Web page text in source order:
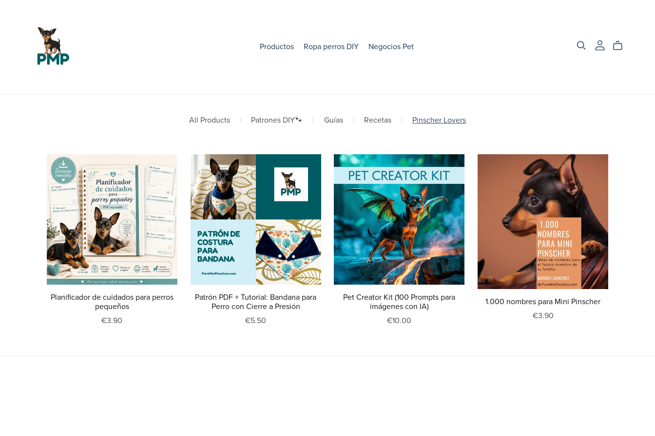
Productos Ropa perros DIY Negocios Pet
All Products | Patrones DIY🐾 | Guías | Recetas | Pinscher Lovers
Planificador de cuidados para perros
pequeños
€3.90
Patrón PDF + Tutorial: Bandana para
Perro con Cierre a Presión
€5.50
Pet Creator Kit (100 Prompts para
imágenes con IA)
€10.00
1.000 nombres para Mini Pinscher
€3.90